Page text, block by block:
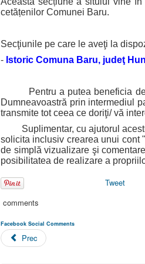
t
o
:
3
5
cetățenilor Comunei Baru.
Secţiunile pe care le aveţi la
- Istoric Comuna Baru, judeţ
Pentru a putea beneficia de
Dumneavoastră prin intermediul
transmite tot ceea ce doriţi/ vă
Suplimentar, cu ajutorul
solicita inclusiv crearea unui cont
de simplă vizualizare şi
posibilitatea de realizare a
Tweet
comments
Facebook Social Comments
Prec